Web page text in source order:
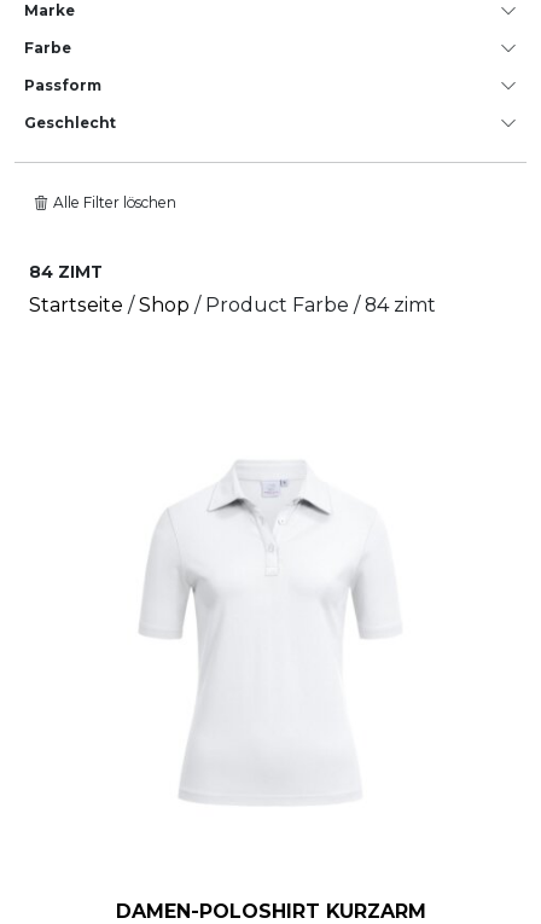
Marke
Farbe
Passform
Geschlecht
Alle Filter löschen
84 ZIMT
Startseite /Shop / Product Farbe / 84 zimt
DAMEN-POLOSHIRT KURZARM